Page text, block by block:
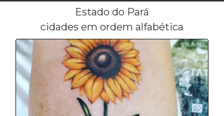
Estado do Pará
cidades em ordem alfabética